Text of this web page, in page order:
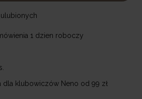
1 dzien roboczy
dla klubowiczów Neno od 99 zł